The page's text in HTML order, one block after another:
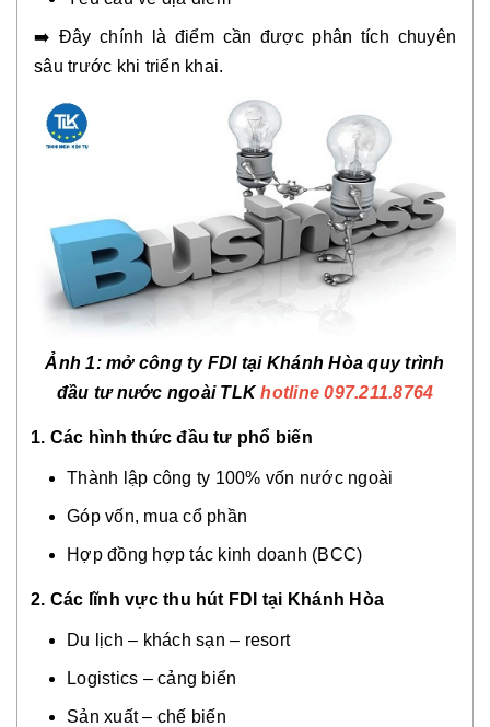
➡️ Đây chính là điểm cần được phân tích chuyên
sâu trước khi triển khai.
Ảnh 1: mở công ty FDI tại Khánh Hòa quy trình
đầu tư nước ngoài TLKhotline 097.211.8764
1. Các hình thức đầu tư phổ biến
Thành lập công ty 100% vốn nước ngoài
Góp vốn, mua cổ phần
Hợp đồng hợp tác kinh doanh (BCC)
2. Các lĩnh vực thu hút FDI tại Khánh Hòa
Du lịch – khách sạn – resort
Logistics – cảng biển
Sản xuất – chế biến